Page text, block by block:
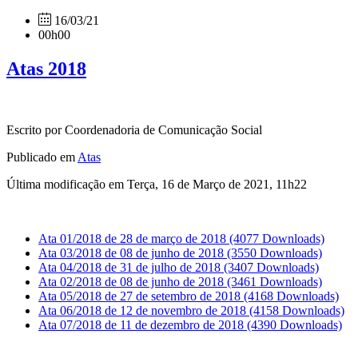
16/03/21
00h00
Atas 2018
Escrito por Coordenadoria de Comunicação Social
Publicado em Atas
Última modificação em Terça, 16 de Março de 2021, 11h22
Ata 01/2018 de 28 de março de 2018 (4077 Downloads)
Ata 03/2018 de 08 de junho de 2018 (3550 Downloads)
Ata 04/2018 de 31 de julho de 2018 (3407 Downloads)
Ata 02/2018 de 08 de junho de 2018 (3461 Downloads)
Ata 05/2018 de 27 de setembro de 2018 (4168 Downloads)
Ata 06/2018 de 12 de novembro de 2018 (4158 Downloads)
Ata 07/2018 de 11 de dezembro de 2018 (4390 Downloads)